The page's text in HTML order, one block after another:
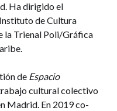
Ha dirigido el
de Cultura
la Trienal Poli/Gráfica
de Espacio
cultural colectivo
Madrid. En 2019 co-